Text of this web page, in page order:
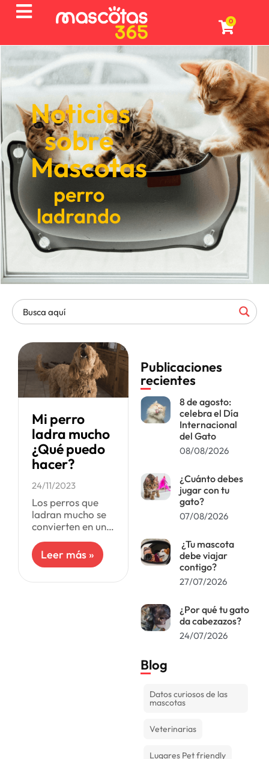
0
Noticias
sobre
Mascotas
perro
ladrando
Mi perro
ladra mucho
¿Qué puedo
hacer?
24/11/2023
Los perros que
ladran mucho se
convierten en un
sus dueños. El
tema de la
pone cuesta
Leer más »
Publicaciones
recientes
8 de agosto:
celebra el Día
Internacional
del Gato
08/08/2026
¿Cuánto debes
jugar con tu
gato?
07/08/2026
¿Tu mascota
debe viajar
contigo?
27/07/2026
¿Por qué tu gato
da cabezazos?
24/07/2026
Blog
Datos curiosos de las
mascotas
Veterinarias
Lugares Pet friendly